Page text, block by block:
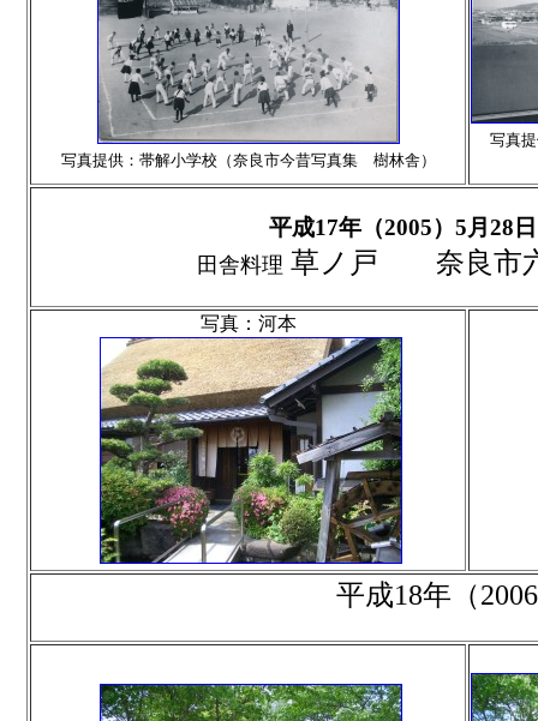
写真提供：帯解小学校（奈良市今昔写真集 樹林舎）
写真
平成17年（2005）5月28日
田舎料理 草ノ戸 奈良市
写真：河本
平成18年（